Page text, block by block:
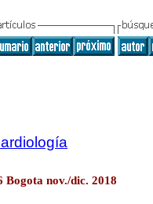
nov./dic. 2018